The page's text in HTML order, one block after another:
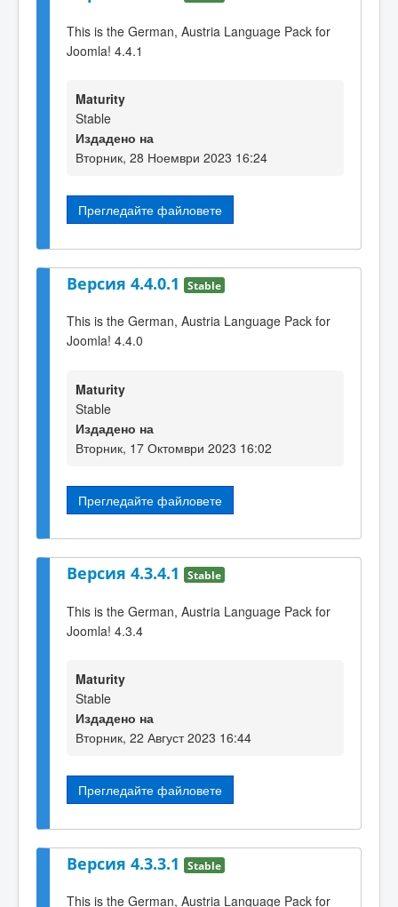
This is the German, Austria Language Pack for
Joomla! 4.4.1
Maturity
Stable
Издадено на
Вторник, 28 Ноември 2023 16:24
Прегледайте файловете
Версия 4.4.0.1 Stable
This is the German, Austria Language Pack for
Joomla! 4.4.0
Maturity
Stable
Издадено на
Вторник, 17 Октомври 2023 16:02
Прегледайте файловете
Версия 4.3.4.1 Stable
This is the German, Austria Language Pack for
Joomla! 4.3.4
Maturity
Stable
Издадено на
Вторник, 22 Август 2023 16:44
Прегледайте файловете
Версия 4.3.3.1 Stable
This is the German, Austria Language Pack for